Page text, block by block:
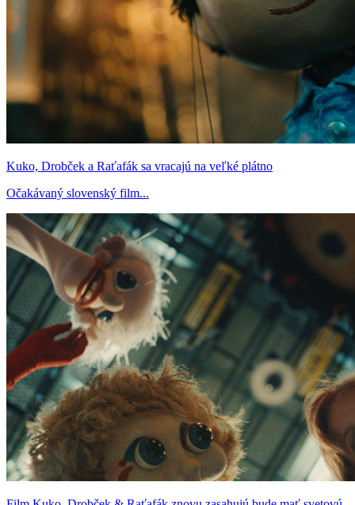
Kuko, Drobček a Raťafák sa vracajú na veľké plátno
Očakávaný slovenský film...